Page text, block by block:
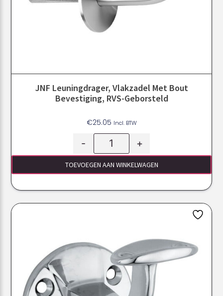
JNF Leuningdrager, Vlakzadel Met Bout
Bevestiging, RVS-Geborsteld
€25.05 Incl. BTW
- +
TOEVOEGEN AAN WINKELWAGEN